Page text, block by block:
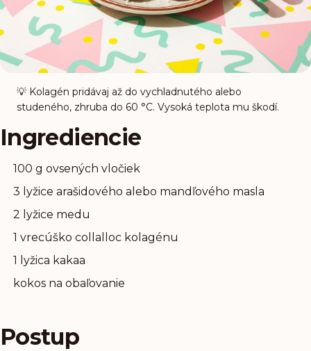
💡 Kolagén pridávaj až do vychladnutého alebo
studeného, zhruba do 60 °C. Vysoká teplota mu škodí.
Ingrediencie
100 g ovsených vločiek
3 lyžice arašidového alebo mandľového masla
2 lyžice medu
1 vrecúško collalloc kolagénu
1 lyžica kakaa
kokos na obaľovanie
Postup